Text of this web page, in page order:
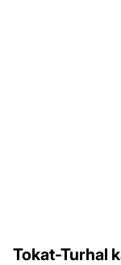
Tokat-Turhal